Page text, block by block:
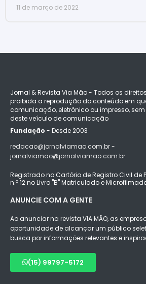
11 de março de 2022
Jornal & Revista Via Mão - Todos os
proibida a reprodução do conteúdo em
comunicação, eletrônico ou impresso,
deste veículo de comunicação
Fundação - Desde 2003
redacao@jornalviamao.com.br -
jornalviamao@jornalviamao.com.br
Registrado no Cartório de Registro Civil de
n.º 12 no Livro "B" Matriculado e
ANUNCIE COM A GENTE
Ao anunciar na revista VIA MÃO, as
oportunidade de alcançar um público
busca por informações relevantes e
(15) 99797-5172